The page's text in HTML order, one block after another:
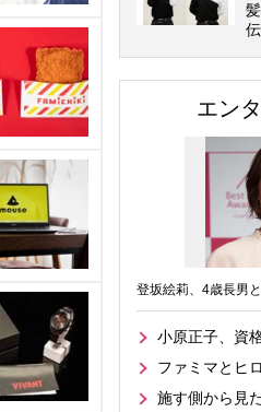
エン
登坂絵莉、4歳長男
小原正子、資
ファミマとヒ
施す側から見